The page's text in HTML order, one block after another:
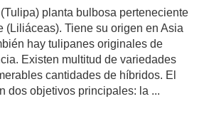
planta bulbosa perteneciente
(Liliáceas). Tiene su origen en Asia
hay tulipanes originales de
Existen multitud de variedades
cantidades de híbridos. El
dos objetivos principales: la ...